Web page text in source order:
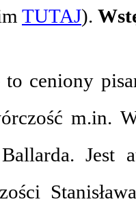
TUTAJ).
to ceniony
m.in.
Jest